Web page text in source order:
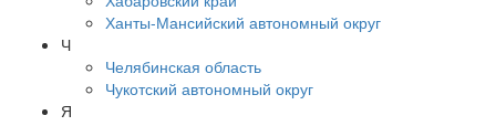
Ханты-Мансийский автономный округ
Ч
Челябинская область
Чукотский автономный округ
Я